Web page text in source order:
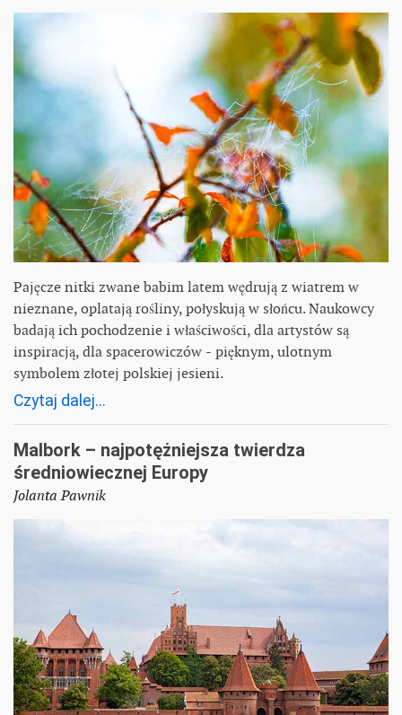
Pajęcze nitki zwane babim latem wędrują z wiatrem w
nieznane, oplatają rośliny, połyskują w słońcu. Naukowcy
badają ich pochodzenie i właściwości, dla artystów są
inspiracją, dla spacerowiczów ‒ pięknym, ulotnym
symbolem złotej polskiej jesieni.
Czytaj dalej...
Malbork – najpotężniejsza twierdza
średniowiecznej Europy
Jolanta Pawnik